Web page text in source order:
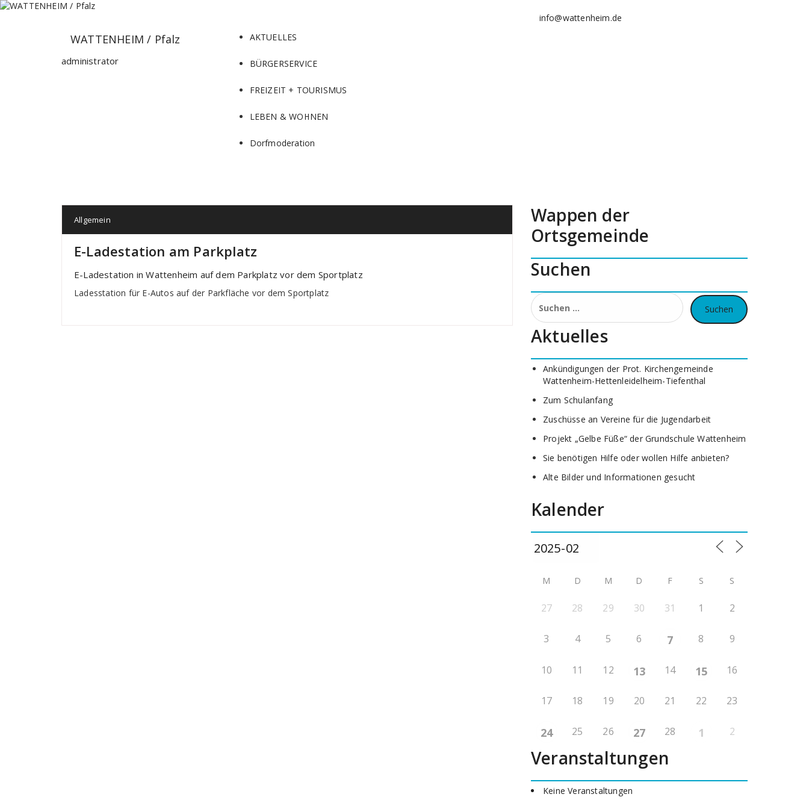
Zum
info@wattenheim.de
WATTENHEIM / Pfalz
administrator
AKTUELLES
BÜRGERSERVICE
FREIZEIT + TOURISMUS
LEBEN & WOHNEN
Dorfmoderation
Allgemein
E-Ladestation am Parkplatz
E-Ladestation in Wattenheim auf dem Parkplatz vor dem Sportplatz
Ladesstation für E-Autos auf der Parkfläche vor dem Sportplatz
Wappen der
Ortsgemeinde
Suchen
Suchen
nach:
Aktuelles
Ankündigungen der Prot. Kirchengemeinde
Wattenheim-Hettenleidelheim-Tiefenthal
Zum Schulanfang
Zuschüsse an Vereine für die Jugendarbeit
Projekt „Gelbe Füße“ der Grundschule Wattenheim
Sie benötigen Hilfe oder wollen Hilfe anbieten?
Alte Bilder und Informationen gesucht
Kalender
M D M D F S S
27 28 29 30 31 1 2
3 4 5 6 7 8 9
10 11 12 13 14 15 16
17 18 19 20 21 22 23
24 25 26 27 28 1 2
Veranstaltungen
Keine Veranstaltungen